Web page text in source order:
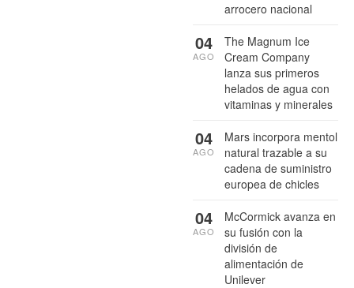
arrocero nacional
The Magnum Ice
Cream Company
lanza sus primeros
helados de agua con
vitaminas y minerales
04
AGO
Mars incorpora mentol
natural trazable a su
cadena de suministro
europea de chicles
04
AGO
McCormick avanza en
su fusión con la
división de
alimentación de
Unilever
04
AGO